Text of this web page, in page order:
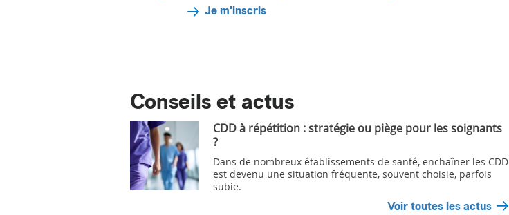
Je m'inscris
Conseils et actus
CDD à répétition : stratégie ou piège pour les soignants
?
Dans de nombreux établissements de santé, enchaîner les CDD
est devenu une situation fréquente, souvent choisie, parfois
subie.
Voir toutes les actus